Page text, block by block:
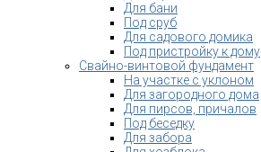
Для бани
Под сруб
Для садового домика
Под пристройку к дому
Свайно-винтовой фундамент
На участке с уклоном
Для загородного дома
Для пирсов, причалов
Под беседку
Для забора